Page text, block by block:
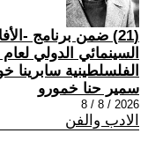
(21) ضمن برنامج -
الفلسلطينية سابرينا
سمير حنا خمورو
2026 / 8 / 8
الادب والفن